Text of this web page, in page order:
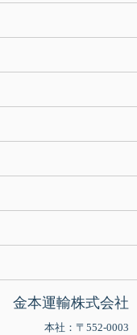
金本運輸株式会社
本社：〒552-0003